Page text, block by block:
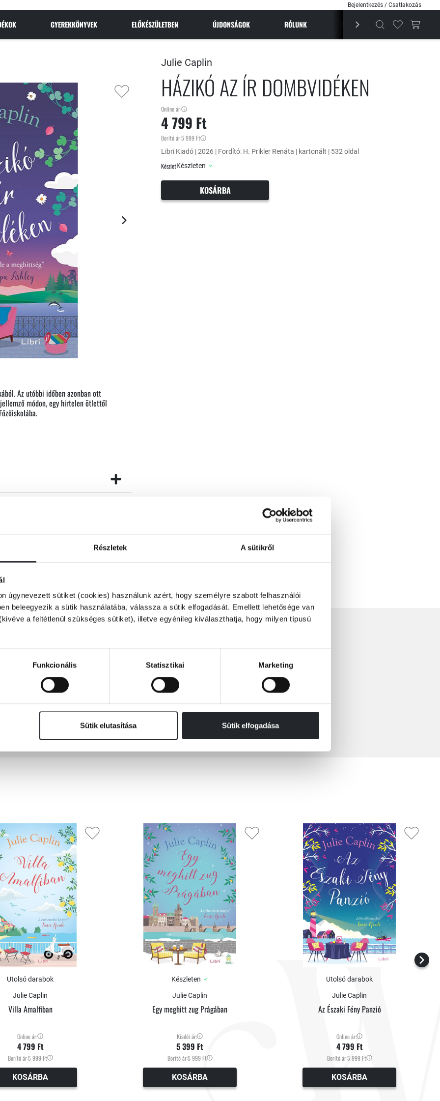
Részletek A sütikről
úgynevezett sütiket (cookies) használunk azért, hogy személyre szabott felhasználói
beleegyezik a sütik használatába, válassza a sütik elfogadását. Emellett lehetősége van
a feltétlenül szükséges sütiket), illetve egyénileg kiválaszthatja, hogy milyen típusú
Funkcionális Statisztikai Marketing
Sütik elutasítása Sütik elfogadása
Bejelentkezés / Csatlakozás
GYEREKKÖNYVEK ELŐKÉSZÜLETBEN ÚJDONSÁGOK RÓLUNK BESTSELLEREK MAGAZIN
Az utóbbi időben azonban ott
módon, egy hirtelen ötlettől
jóképű idegen, Conor bűvkörébe
Killergollaryba megérkezve azonban
végül újra összehozza Hannah-t és
egymás mellett van a helyük „jóban,
Julie Caplin
HÁZIKÓ AZ ÍR DOMBVIDÉKEN
Online ár:
4 799 Ft
Borító ár:5 999 Ft
Libri Kiadó | 2026 | Fordító: H. Prikler Renáta | kartonált | 532 oldal
KészletKészleten
KOSÁRBA
„Árad belőle a meghittség.” Philippa Ashley
Utolsó darabok
Julie Caplin
Villa Amalfiban
Online ár:
4 799 Ft
Borító ár:5 999 Ft
KOSÁRBA
Készleten
Julie Caplin
Egy meghitt zug Prágában
Kiadói ár:
5 399 Ft
Borító ár:5 999 Ft
KOSÁRBA
Utolsó darabok
Julie Caplin
Az Északi Fény Panzió
Online ár:
4 799 Ft
Borító ár:5 999 Ft
KOSÁRBA